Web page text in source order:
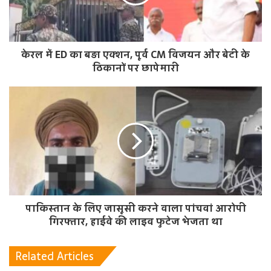
केरल में ED का बड़ा एक्शन, पूर्व CM विजयन और बेटी के
ठिकानों पर छापेमारी
पाकिस्तान के लिए जासूसी करने वाला पांचवां आरोपी
गिरफ्तार, हाईवे की लाइव फुटेज भेजता था
Related Articles